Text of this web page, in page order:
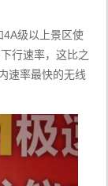
4A级以上景区使
行速率，这比之
速率最快的无线